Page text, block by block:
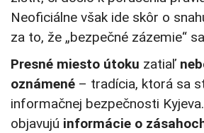
Neoficiálne však ide skôr o
za to, že „bezpečné zázemie“
Presné miesto útoku zatiaľ
oznámené – tradícia, ktorá sa
informačnej bezpečnosti
objavujú informácie o